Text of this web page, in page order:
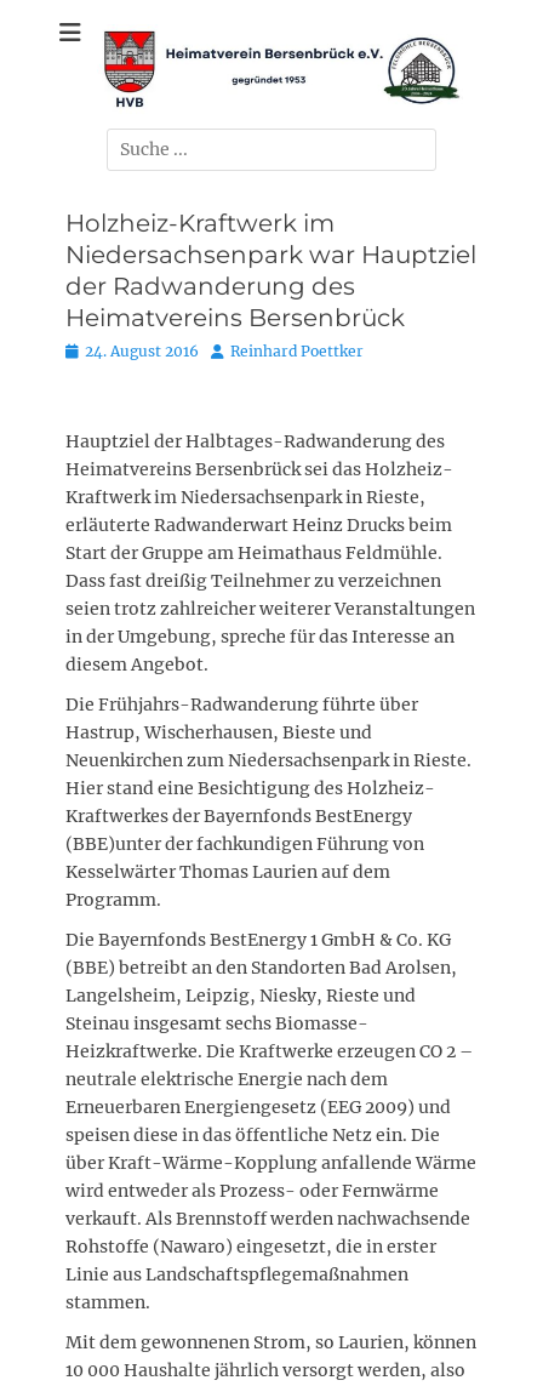
Heimatverein
Bersenbrück e.V.
gegründet 1953
Suchen
nach:
Holzheiz-Kraftwerk im
Niedersachsenpark war Hauptziel
der Radwanderung des
Heimatvereins Bersenbrück
Posted
24. August 2016 AutorReinhard Poettker
Hauptziel der Halbtages-Radwanderung des
Heimatvereins Bersenbrück sei das Holzheiz-
Kraftwerk im Niedersachsenpark in Rieste,
erläuterte Radwanderwart Heinz Drucks beim
Start der Gruppe am Heimathaus Feldmühle.
Dass fast dreißig Teilnehmer zu verzeichnen
seien trotz zahlreicher weiterer Veranstaltungen
in der Umgebung, spreche für das Interesse an
diesem Angebot.
Die Frühjahrs-Radwanderung führte über
Hastrup, Wischerhausen, Bieste und
Neuenkirchen zum Niedersachsenpark in Rieste.
Hier stand eine Besichtigung des Holzheiz-
Kraftwerkes der Bayernfonds BestEnergy
(BBE)unter der fachkundigen Führung von
Kesselwärter Thomas Laurien auf dem
Programm.
Die Bayernfonds BestEnergy 1 GmbH & Co. KG
(BBE) betreibt an den Standorten Bad Arolsen,
Langelsheim, Leipzig, Niesky, Rieste und
Steinau insgesamt sechs Biomasse-
Heizkraftwerke. Die Kraftwerke erzeugen CO 2 –
neutrale elektrische Energie nach dem
Erneuerbaren Energiengesetz (EEG 2009) und
speisen diese in das öffentliche Netz ein. Die
über Kraft-Wärme-Kopplung anfallende Wärme
wird entweder als Prozess- oder Fernwärme
verkauft. Als Brennstoff werden nachwachsende
Rohstoffe (Nawaro) eingesetzt, die in erster
Linie aus Landschaftspflegemaßnahmen
stammen.
Mit dem gewonnenen Strom, so Laurien, können
10 000 Haushalte jährlich versorgt werden, also